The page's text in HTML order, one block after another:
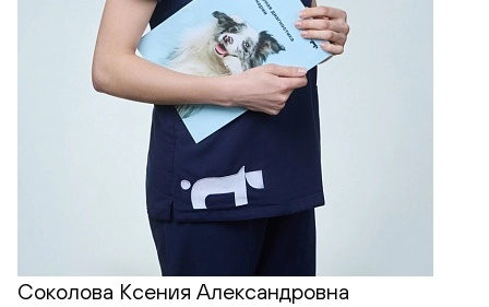
Соколова Ксения Александровна